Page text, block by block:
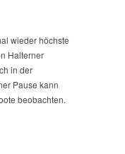
wieder höchste
Halterner
in der
Pause kann
beobachten.